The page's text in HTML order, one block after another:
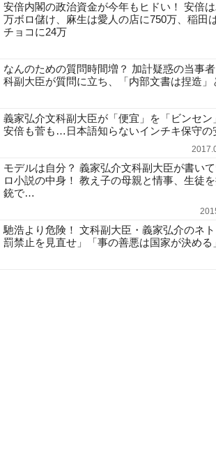
安倍内閣の政治資金が今年もヒドい！ 安倍
万ボロ儲け、麻生は愛人の店に750万、稲田
チョコに24万
なんのための質問時間増？ 加計疑惑の当事
科副大臣が質問に立ち、「内部文書は捏造
義家弘介文科副大臣が「便宜」を「ビンセン
安倍も菅も…日本語知らないインチキ保守の
モデルは自分？ 義家弘介文科副大臣が書い
ロ小説の中身！ 教え子の母親と情事、生徒
銃で…
馳浩より危険！ 文科副大臣・義家弘介のネ
罰禁止を見直せ」「事の善悪は国家が決める